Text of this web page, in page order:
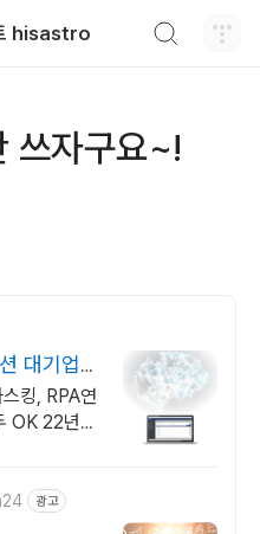
hisastro
쓰자구요~!
대기업/
킹, RPA연
광고